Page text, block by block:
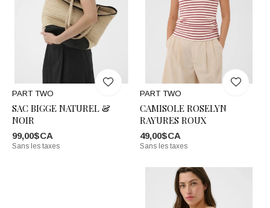
PART TWO
SAC BIGGE NATUREL &
NOIR
99,00$CA
Sans les taxes
PART TWO
CAMISOLE ROSELYN
RAYURES ROUX
49,00$CA
Sans les taxes